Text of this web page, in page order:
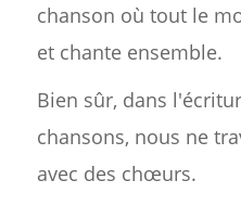
chanson où tout le
et chante ensemble.
Bien sûr, dans
chansons, nous ne
avec des chœurs.